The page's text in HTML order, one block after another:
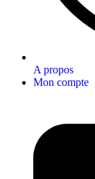
A propos
Mon compte